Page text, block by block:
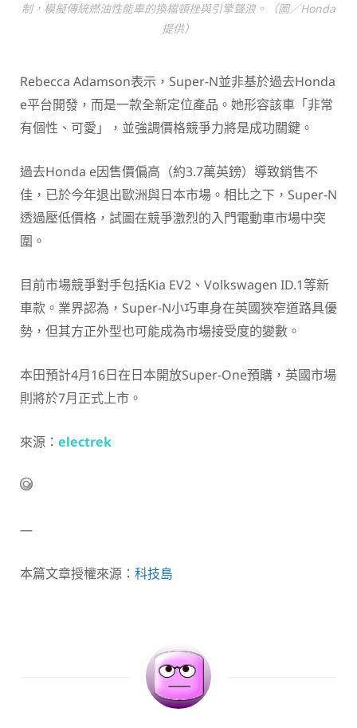
制，模擬傳統燃油性能車的換檔頓挫與引擎聲浪。（圖／Honda
提供）
Rebecca Adamson表示，Super-N並非基於過去Honda
e平台開發，而是一款全新定位產品。她形容該車「非常
有個性、可愛」，並強調價格競爭力將是成功關鍵。
過去Honda e因售價偏高（約3.7萬英鎊）導致銷售不
佳，已於今年退出歐洲與日本市場。相比之下，Super-N
透過壓低價格，試圖在競爭激烈的入門電動車市場中突
圍。
目前市場競爭對手包括Kia EV2、Volkswagen ID.1等新
車款。業界認為，Super-N小巧車身在英國狹窄道路具優
勢，但其方正外型也可能成為市場接受度的變數。
本田預計4月16日在日本開放Super-One預購，英國市場
則將於7月正式上市。
來源： electrek
—
本篇文章授權來源： 科技島